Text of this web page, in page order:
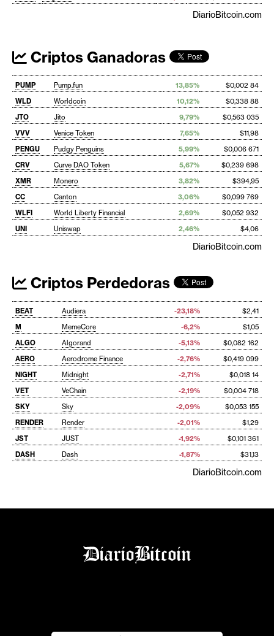
DiarioBitcoin.com
Criptos Ganadoras
PUMP Pump.fun 13,85%
$0,002 84
WLD
Worldcoin 10,12%
$0,338 88
JTO
Jito 9,79%
$0,563 035
VVV
Venice Token 7,65%
$11,98
PENGU
Pudgy Penguins 5,99%
$0,006 671
CRV
Curve DAO Token 5,67%
$0,239 698
XMR
Monero 3,82%
$394,95
CC
Canton 3,06%
$0,099 769
WLFI
World Liberty Financial 2,69%
$0,052 932
UNI
Uniswap 2,46% $4,06
DiarioBitcoin.com
Criptos Perdedoras
BEAT Audiera -23,18%
$2,41
M
MemeCore -6,2%
$1,05
ALGO
Algorand -5,13%
$0,082 162
AERO
Aerodrome Finance -2,76%
$0,419 099
NIGHT
Midnight -2,71%
$0,018 14
VET
VeChain -2,19%
$0,004 718
SKY
Sky -2,09%
$0,053 155
RENDER
Render -2,01%
$1,29
JST
JUST -1,92%
$0,101 361
DASH
Dash -1,87% $31,13
DiarioBitcoin.com